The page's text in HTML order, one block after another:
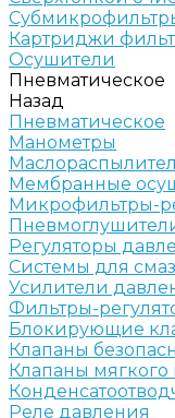
Картриджи
Осушители
Пневматическое
Назад
Пневматическое
Манометры
Мембранные
Микрофильтры-
Регуляторы
Системы для
Усилители
Фильтры-
Блокирующие
Клапаны
Клапаны мягкого
Реле давления